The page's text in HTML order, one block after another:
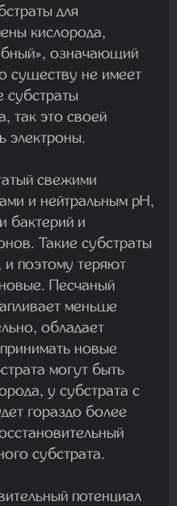
для
кислорода,
означающий
существу не имеет
так это своей
электроны.
свежими
и нейтральным pH,
бактерий и
Такие субстраты
и поэтому теряют
Песчаный
меньше
обладает
новые
могут быть
у субстрата с
гораздо более
субстрата.
потенциал